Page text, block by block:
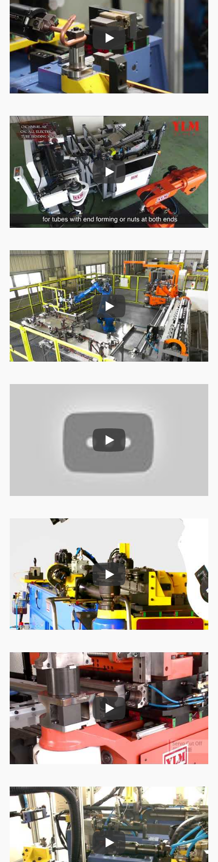
Máy cấp liệu ống
Máy cấp liệu ống
Máy cấp liệu ống
Máy cấp liệu ống
Máy cấp liệu ống
Máy cấp liệu ống
Máy cấp liệu ống